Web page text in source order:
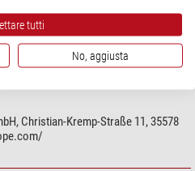
12220145
Christian-Kremp-Straße 11, 35578
tutti
No, aggiusta